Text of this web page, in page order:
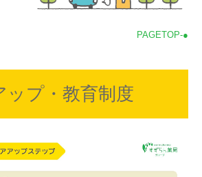
PAGETOP-●
ップ・教育制度